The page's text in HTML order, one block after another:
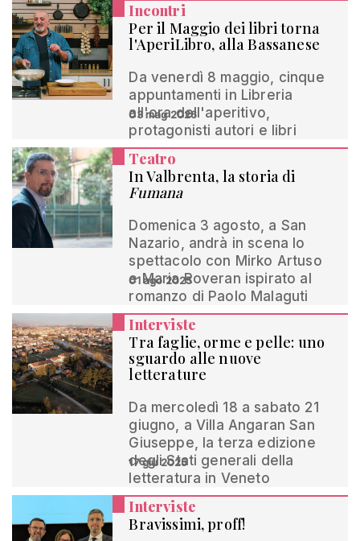
Incontri
Per il Maggio dei libri torna
l'AperiLibro, alla Bassanese
Da venerdì 8 maggio, cinque
appuntamenti in Libreria
all'ora dell'aperitivo,
protagonisti autori e libri
03 mag 2026
Teatro
In Valbrenta, la storia di
Fumana
Domenica 3 agosto, a San
Nazario, andrà in scena lo
spettacolo con Mirko Artuso
e Maria Roveran ispirato al
romanzo di Paolo Malaguti
01 ago 2025
Interviste
Tra faglie, orme e pelle: uno
sguardo alle nuove
letterature
Da mercoledì 18 a sabato 21
giugno, a Villa Angaran San
Giuseppe, la terza edizione
degli Stati generali della
letteratura in Veneto
17 giu 2025
Interviste
Bravissimi, proff!